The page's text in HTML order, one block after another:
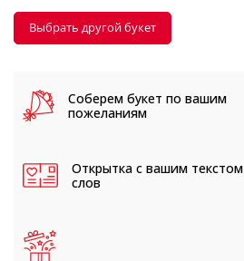
Выбрать другой букет
Соберем букет по вашим
пожеланиям
Открытка с вашим текстом
слов